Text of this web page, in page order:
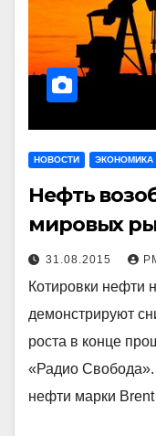
НОВОСТИ ЭКОНОМИКА
Нефть
мировых
31.08.2015
Котировки нефти
демонстрируют
роста в конце
«Радио
нефти марки